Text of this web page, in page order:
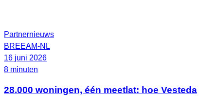
Partnernieuws
BREEAM-NL
16 juni 2026
8 minuten
28.000 woningen, één meetlat: hoe Vesteda